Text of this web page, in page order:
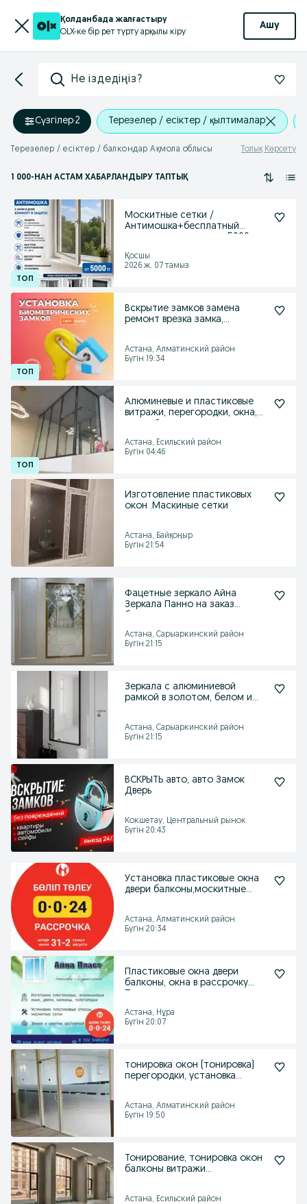
Қолданбада жалғастыру
OLX-ке бір рет түрту арқылы кіру
Ашу
Не іздедіңіз?
Сүзгілер·2 Терезелер / есіктер / қылтималар
Терезелер / есіктер / балкондар Ақмола облысы Толық Көрсету
1 000-НАН АСТАМ ХАБАРЛАНДЫРУ ТАПТЫҚ
Москитные сетки /
Антимошка+бесплатный
Қосшы
2026 ж. 07 тамыз
Вскрытие замков замена
ремонт врезка замка,
Астана, Алматинский район
Бүгін 19:34
Алюминевые и пластиковые
витражи, перегородки, окна,
Астана, Есильский район
Бүгін 04:46
Изготовление пластиковых
окон .Маскиные сетки
Астана, Байқоңыр
Бүгін 21:54
Фацетные зеркало Айна
Зеркала Панно на заказ
Астана, Сарыаркинский район
Бүгін 21:15
Зеркала с алюминиевой
рамкой в золотом, белом и
Астана, Сарыаркинский район
Бүгін 21:15
ВСКРЫТЬ авто, авто Замок
Дверь
Кокшетау, Центральный рынок
Бүгін 20:43
Установка пластиковые окна
двери балконы,москитные
Астана, Алматинский район
Бүгін 20:34
Пластиковые окна двери
балконы, окна в рассрочку
Астана, Нұра
Бүгін 20:07
тонировка окон (тонировка)
перегородки, установка
Астана, Алматинский район
Бүгін 19:50
Тонирование, тонировка окон
балконы витражи
Астана, Есильский район